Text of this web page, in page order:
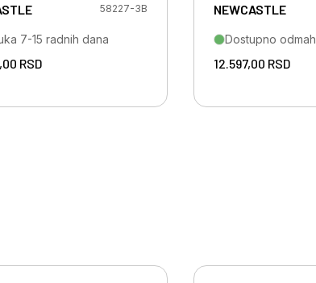
58227-3B
7-15 radnih dana
RSD
NEWCASTLE
Dostupno odmah
12.597,00 RSD